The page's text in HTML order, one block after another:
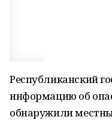
Республиканский
информацию об
обнаружили